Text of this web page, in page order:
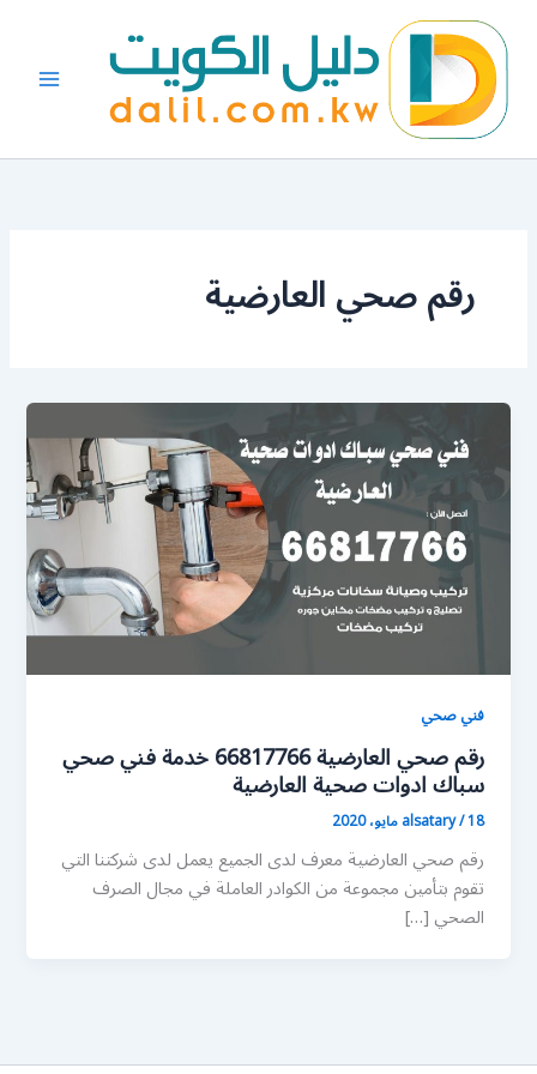
المحتوى
رقم صحي العارضية
فني صحي
رقم صحي العارضية 66817766 خدمة فني صحي
سباك ادوات صحية العارضية
alsatary/18 مايو، 2020
رقم صحي العارضية معرف لدى الجميع يعمل لدى شركتنا التي
تقوم بتأمين مجموعة من الكوادر العاملة في مجال الصرف
الصحي […]